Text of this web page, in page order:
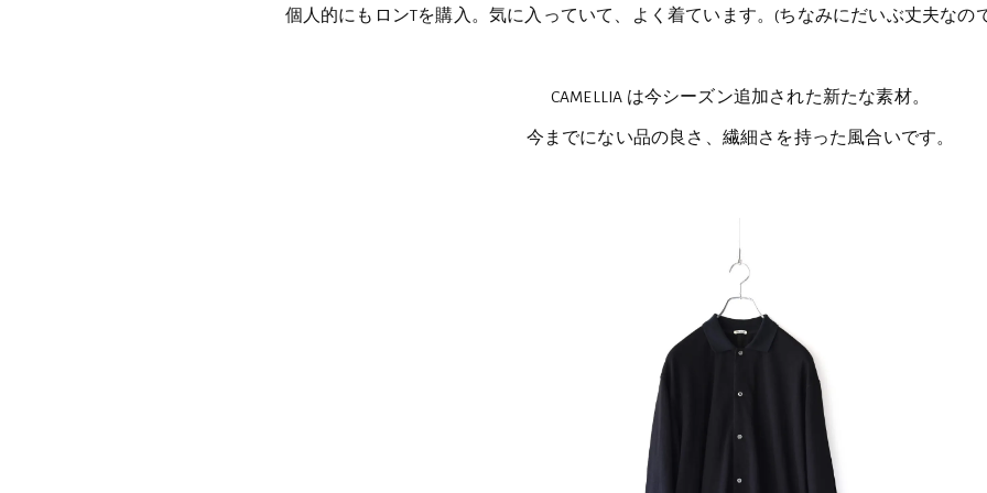
個人的にもロンTを購入。気に入っていて、よく着ています。(ちなみにだいぶ丈夫なの
CAMELLIA は今シーズン追加された新たな素材。
今までにない品の良さ、繊細さを持った風合いです。